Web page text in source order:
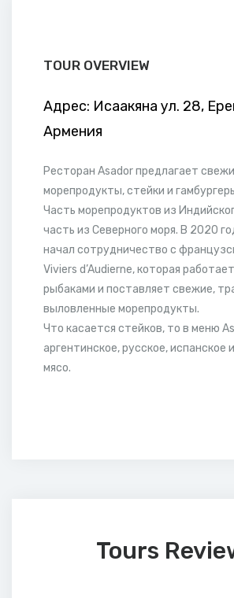
TOUR OVERVIEW
Адрес: Исаакяна ул. 28,
Армения
Ресторан Asador предлагает
морепродукты, стейки и
Часть морепродуктов из
часть из Северного моря. В 2020
начал сотрудничество с
Viviers d’Audierne, которая
рыбаками и поставляет свежие,
выловленные морепродукты.
Что касается стейков, то в меню
аргентинское, русское, испанское
мясо.
Tours